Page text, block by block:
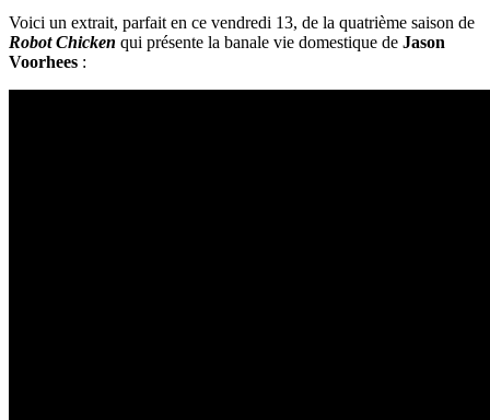
Voici un extrait, parfait en ce vendredi 13, de la quatrième saison de
Robot Chicken qui présente la banale vie domestique de Jason
Voorhees :